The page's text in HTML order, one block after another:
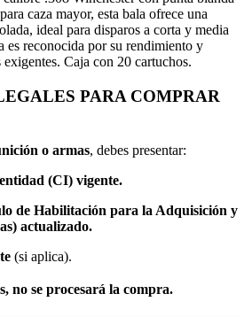
caza mayor, esta bala ofrece una
ideal para disparos a corta y media
es reconocida por su rendimiento y
Caja con 20 cartuchos.
PARA COMPRAR
o armas, debes presentar:
(CI) vigente.
de Habilitación para la Adquisición y
actualizado.
(si aplica).
no se procesará la compra.